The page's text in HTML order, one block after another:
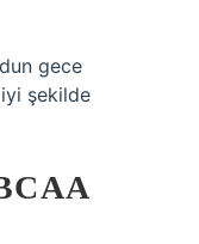
gece
şekilde